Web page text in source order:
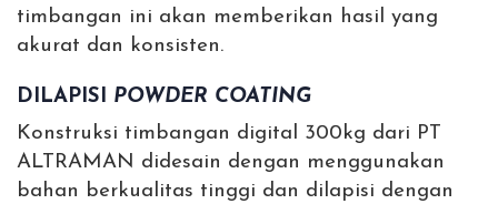
timbangan ini akan memberikan hasil yang
akurat dan konsisten.
DILAPISI POWDER COATING
Konstruksi timbangan digital 300kg dari PT
ALTRAMAN didesain dengan menggunakan
bahan berkualitas tinggi dan dilapisi dengan